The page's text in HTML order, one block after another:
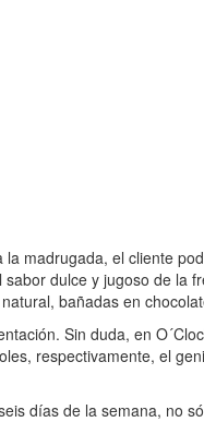
madrugada, el cliente
dulce y jugoso de
bañadas en
Sin duda, en
respectivamente, el
días de la semana, no